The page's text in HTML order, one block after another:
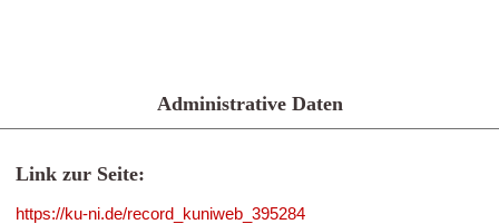
Administrative Daten
Link zur Seite:
https://ku-ni.de/record_kuniweb_395284